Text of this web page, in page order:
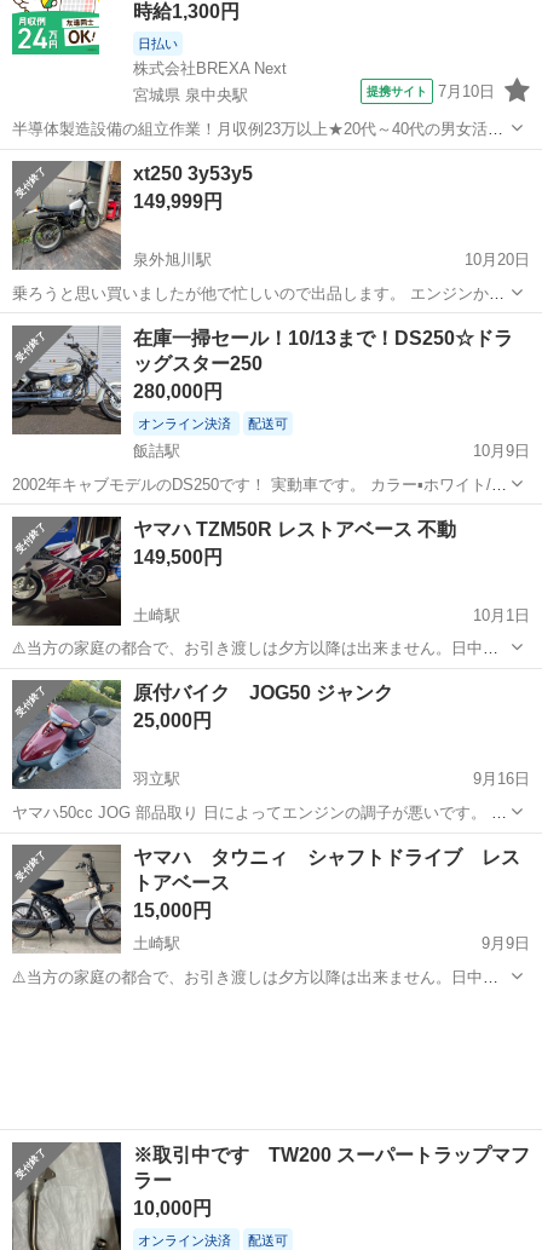
時給1,300円
日払い
株式会社BREXA Next
宮城県 泉中央駅
提携サイト 7月10日
半導体製造設備の組立作業！月収例23万以上★20代～40代の男女活躍
中中！社会保険完備！送迎あり！◎マイカー通勤OK＆無料駐車場完
備！作業着無償貸与◎食堂利用可★《宮城県黒川郡大和町》 人気の工
場のお仕事 ◇半導体製造設備...
宮城 泉中央駅
xt250 3y53y5
149,999円
泉外旭川駅
10月20日
乗ろうと思い買いましたが他で忙しいので出品します。 エンジンかか
ります。 書類あり タンク中はサビ小 ウィンカー バッ直 バッテリー
新品 シート破けが酷かったんでとりあえず適当な合皮シート貼り付け
タイヤ前後2001年製要...
秋田 秋田市 泉外旭川駅 シート
在庫一掃セール！10/13まで！DS250☆ドラ
ッグスター250
280,000円
オンライン決済 配送可
飯詰駅
10月9日
2002年キャブモデルのDS250です！ 実動車です。 カラー▪️ホワイト/ア
イボリー 距離▪️24,202km 約4インチのフォークジョイントでロングフ
ォークになっています。 2年前、前後タイヤ交換してますのでまだま
だ溝あ...
秋田 大仙市 ドラッグスター
ヤマハ TZM50R レストアベース 不動
149,500円
土崎駅
10月1日
⚠️当方の家庭の都合で、お引き渡しは夕方以降は出来ません。日中、
引き取り可能な方でお願いします。 ヤマハ TZM50R レストアベー
ス 不動 火花飛んでます。圧縮ある感じです。ギア入ります。 長期倉
庫内保管車...
秋田 秋田市 土崎駅 ヤマハ TZM
原付バイク JOG50 ジャンク
25,000円
羽立駅
9月16日
ヤマハ50cc JOG 部品取り 日によってエンジンの調子が悪いです。 掛
かったり、掛からなかったりします。 バイクに詳しい方はすぐ直せる
かも知れません。 わかる方にお願いします。 走行距離 写真確認して
ください。
秋田 男鹿市 ヤマハ
ヤマハ タウニィ シャフトドライブ レス
トアベース
15,000円
土崎駅
9月9日
⚠️当方の家庭の都合で、お引き渡しは夕方以降は出来ません。日中、
※取引中です TW200 スーパートラップマフ
ラー
10,000円
オンライン決済 配送可